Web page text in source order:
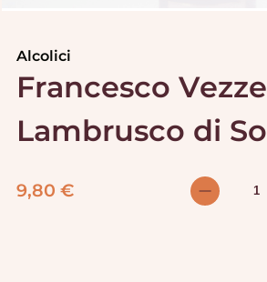
Alcolici
Francesco
Lambrusco di
9,80 €